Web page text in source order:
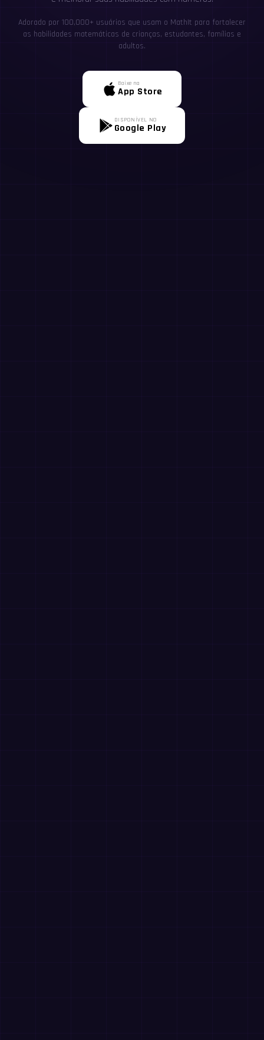
Adorado por 100,000+ usuários que usam o MathIt para fortalecer
as habilidades matemáticas de crianças, estudantes, famílias e
adultos.
Baixe na
App Store
DISPONÍVEL NO
Google Play